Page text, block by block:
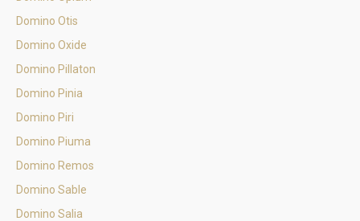
Domino Otis
Domino Oxide
Domino Pillaton
Domino Pinia
Domino Piri
Domino Piuma
Domino Remos
Domino Sable
Domino Salia